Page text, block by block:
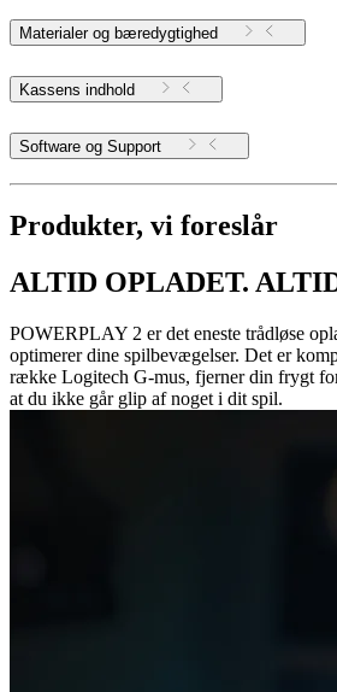
Materialer og bæredygtighed
Kassens indhold
Software og Support
Produkter, vi foreslår
ALTID OPLADET.
POWERPLAY 2 er det eneste trådløse
optimerer dine spilbevægelser. Det er
række Logitech G-mus, fjerner din frygt
at du ikke går glip af noget i dit spil.